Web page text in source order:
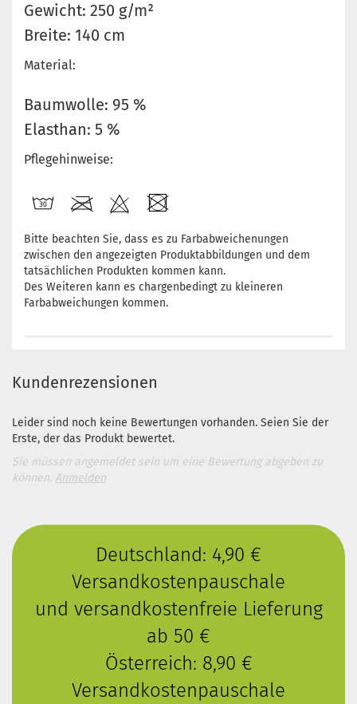
Gewicht: 250 g/m²
Breite: 140 cm
Material:
Baumwolle: 95 %
Elasthan: 5 %
Pflegehinweise:
Bitte beachten Sie, dass es zu Farbabweichenungen
zwischen den angezeigten Produktabbildungen und dem
tatsächlichen Produkten kommen kann.
Des Weiteren kann es chargenbedingt zu kleineren
Farbabweichungen kommen.
Kundenrezensionen
Leider sind noch keine Bewertungen vorhanden. Seien Sie der
Erste, der das Produkt bewertet.
Sie müssen angemeldet sein um eine Bewertung abgeben zu
können. Anmelden
Deutschland: 4,90 €
Versandkostenpauschale
und versandkostenfreie Lieferung
ab 50 €
Österreich: 8,90 €
Versandkostenpauschale